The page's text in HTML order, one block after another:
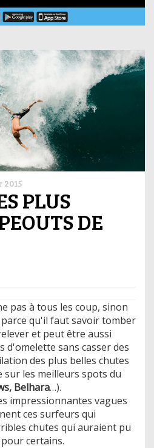
2015
PLUS
DE
pas à tous les coup, sinon
qu'il faut savoir tomber
et peut être aussi
d'omelette sans casser des
des plus belles chutes
sur les meilleurs spots du
Belhara…).
impressionnantes vagues
ces surfeurs qui
chutes qui auraient pu
certains.